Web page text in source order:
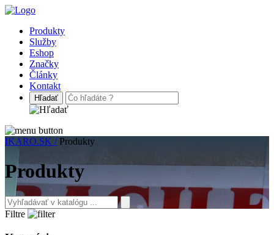
Produkty
Služby
Eshop
Značky
Články
Kontakt
IKARO.SK /Produkty
Produkty
Filtre